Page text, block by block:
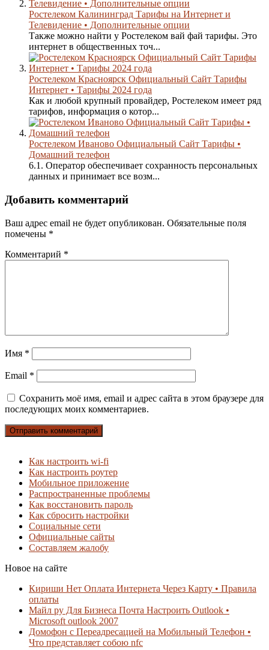
Ростелеком Калининград Тарифы на Интернет и
Телевидение • Дополнительные опции
Также можно найти у Ростелеком вай фай тарифы. Это
интернет в общественных точ...
Ростелеком Красноярск Официальный Сайт Тарифы
Интернет • Тарифы 2024 года
Как и любой крупный провайдер, Ростелеком имеет ряд
тарифов, информация о котор...
Ростелеком Иваново Официальный Сайт Тарифы •
Домашний телефон
6.1. Оператор обеспечивает сохранность персональных
данных и принимает все возм...
Добавить комментарий
Ваш адрес email не будет опубликован. Обязательные поля
помечены *
Комментарий *
Имя *
Email *
Сохранить моё имя, email и адрес сайта в этом браузере для
последующих моих комментариев.
Как настроить wi-fi
Как настроить роутер
Мобильное приложение
Распространенные проблемы
Как восстановить пароль
Как сбросить настройки
Социальные сети
Официальные сайты
Составляем жалобу
Новое на сайте
Кириши Нет Оплата Интернета Через Карту • Правила
оплаты
Майл ру Для Бизнеса Почта Настроить Outlook •
Microsoft outlook 2007
Домофон с Переадресацией на Мобильный Телефон •
Что представляет собою nfc